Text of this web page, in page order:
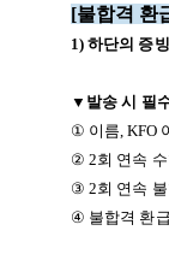
[불합격 환
1) 하단의 증
▼ 발송 시 필
① 이름, KFO
② 2회 연속
③ 2회 연속
④ 불합격 환